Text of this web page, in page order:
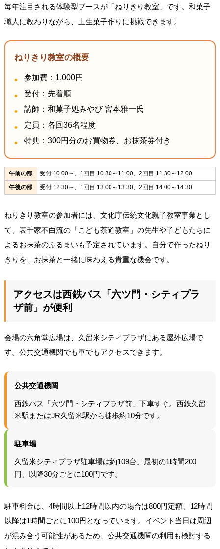
毎年注目される体験型ブースが「ねりきり教室」です。和菓子
職人に教わりながら、上生菓子作りに挑戦できます。
ねりきり教室の概要
参加費：1,000円
受付：先着順
講師：和菓子処みやび 宮本雅一氏
定員：各回36名程度
特典：300円分のお買物券、お抹茶券付き
午前の部
受付 10:00～、1回目 10:30～11:00、2回目 11:30～12:00
午後の部
受付 12:30～、1回目 13:00～13:30、2回目 14:00～14:30
ねりきり教室の参加者には、文化庁伝統文化親子教室事業とし
て、表千家不白流の「こども茶道教室」の先生や子どもたちに
よるお抹茶のふるまいも予定されています。自分で作ったねり
きりを、お抹茶と一緒に味わえる貴重な機会です。
アクセスは西鉄バス「六ツ門・シティプラ
ザ前」が便利
会場の六角堂広場は、久留米シティプラザにある屋外広場で
す。公共交通機関でも車でもアクセスできます。
公共交通機関
西鉄バス「六ツ門・シティプラザ前」下車すぐ。西鉄久留
米駅またはJR久留米駅から徒歩約10分です。
駐車場
久留米シティプラザ駐車場は約109台。最初の1時間200
円、以降30分ごとに100円です。
駐車料金は、4時間以上12時間以内の場合は800円定額、12時間
以降は1時間ごとに100円となっています。イベント当日は周辺
が混み合う可能性があるため、公共交通機関の利用も検討する